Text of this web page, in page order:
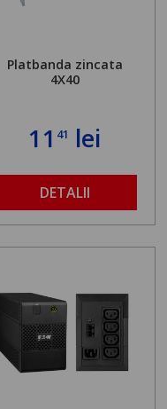
Platbanda zincata
4X40
11 41 lei
DETALII